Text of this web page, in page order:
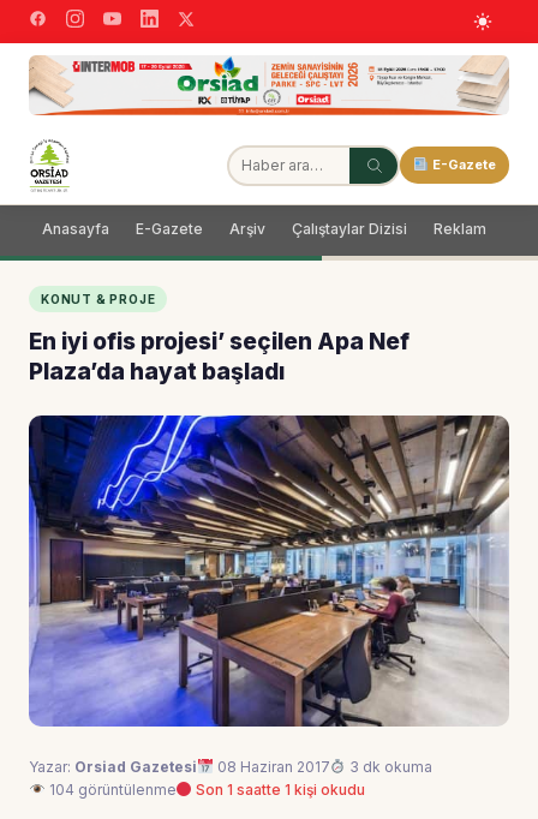
E-Gazete
Anasayfa E-Gazete Arşiv Çalıştaylar Dizisi Reklam
KONUT & PROJE
En iyi ofis projesi’ seçilen Apa Nef
Plaza’da hayat başladı
Yazar: Orsiad Gazetesi 08 Haziran 2017
3 dk okuma
104 görüntülenme
Son 1 saatte 1 kişi okudu